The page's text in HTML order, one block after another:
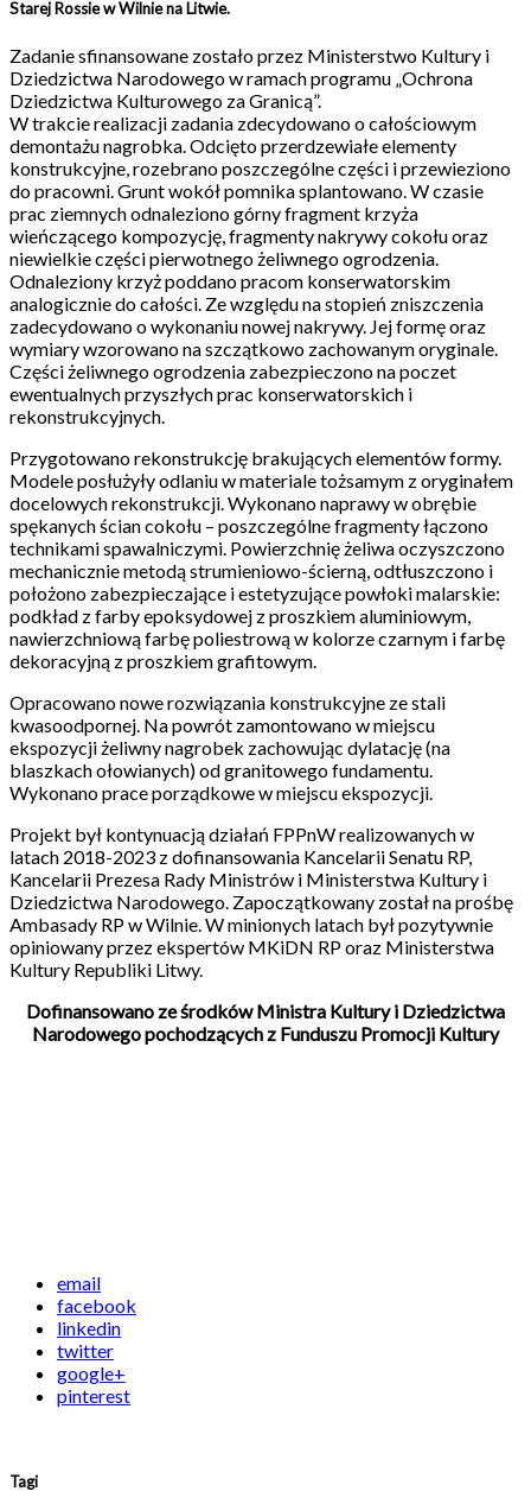
Starej Rossie w Wilnie na Litwie.
Zadanie sfinansowane zostało przez Ministerstwo Kultury i
Dziedzictwa Narodowego w ramach programu „Ochrona
Dziedzictwa Kulturowego za Granicą”.
W trakcie realizacji zadania zdecydowano o całościowym
demontażu nagrobka. Odcięto przerdzewiałe elementy
konstrukcyjne, rozebrano poszczególne części i przewieziono
do pracowni. Grunt wokół pomnika splantowano. W czasie
prac ziemnych odnaleziono górny fragment krzyża
wieńczącego kompozycję, fragmenty nakrywy cokołu oraz
niewielkie części pierwotnego żeliwnego ogrodzenia.
Odnaleziony krzyż poddano pracom konserwatorskim
analogicznie do całości. Ze względu na stopień zniszczenia
zadecydowano o wykonaniu nowej nakrywy. Jej formę oraz
wymiary wzorowano na szczątkowo zachowanym oryginale.
Części żeliwnego ogrodzenia zabezpieczono na poczet
ewentualnych przyszłych prac konserwatorskich i
rekonstrukcyjnych.
Przygotowano rekonstrukcję brakujących elementów formy.
Modele posłużyły odlaniu w materiale tożsamym z oryginałem
docelowych rekonstrukcji. Wykonano naprawy w obrębie
spękanych ścian cokołu – poszczególne fragmenty łączono
technikami spawalniczymi. Powierzchnię żeliwa oczyszczono
mechanicznie metodą strumieniowo-ścierną, odtłuszczono i
położono zabezpieczające i estetyzujące powłoki malarskie:
podkład z farby epoksydowej z proszkiem aluminiowym,
nawierzchniową farbę poliestrową w kolorze czarnym i farbę
dekoracyjną z proszkiem grafitowym.
Opracowano nowe rozwiązania konstrukcyjne ze stali
kwasoodpornej. Na powrót zamontowano w miejscu
ekspozycji żeliwny nagrobek zachowując dylatację (na
blaszkach ołowianych) od granitowego fundamentu.
Wykonano prace porządkowe w miejscu ekspozycji.
Projekt był kontynuacją działań FPPnW realizowanych w
latach 2018-2023 z dofinansowania Kancelarii Senatu RP,
Kancelarii Prezesa Rady Ministrów i Ministerstwa Kultury i
Dziedzictwa Narodowego. Zapoczątkowany został na prośbę
Ambasady RP w Wilnie. W minionych latach był pozytywnie
opiniowany przez ekspertów MKiDN RP oraz Ministerstwa
Kultury Republiki Litwy.
Dofinansowano ze środków Ministra Kultury i Dziedzictwa
Narodowego pochodzących z Funduszu Promocji Kultury
email
facebook
linkedin
twitter
google+
pinterest
Tagi